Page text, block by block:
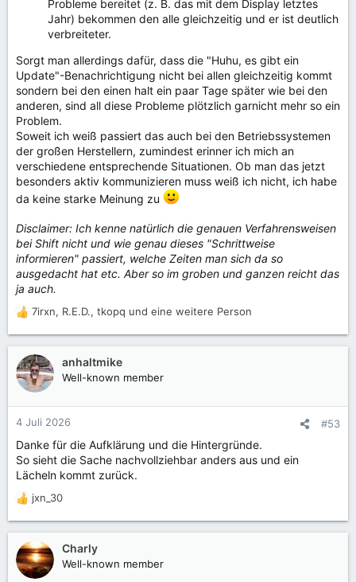
Probleme bereitet (z. B. das mit dem Display letztes
Jahr) bekommen den alle gleichzeitig und er ist deutlich
verbreiteter.
Sorgt man allerdings dafür, dass die "Huhu, es gibt ein
Update"-Benachrichtigung nicht bei allen gleichzeitig kommt
sondern bei den einen halt ein paar Tage später wie bei den
anderen, sind all diese Probleme plötzlich garnicht mehr so ein
Problem.
Soweit ich weiß passiert das auch bei den Betriebssystemen
der großen Herstellern, zumindest erinner ich mich an
verschiedene entsprechende Situationen. Ob man das jetzt
besonders aktiv kommunizieren muss weiß ich nicht, ich habe
da keine starke Meinung zu
Disclaimer: Ich kenne natürlich die genauen Verfahrensweisen
bei Shift nicht und wie genau dieses "Schrittweise
informieren" passiert, welche Zeiten man sich da so
ausgedacht hat etc. Aber so im groben und ganzen reicht das
ja auch.
R
e
a
k
t
o
n
n
:
7irxn, R.E.D., tkopq und eine weitere Person
anhaltmike
Well-known member
4 Juli 2026 #53
Danke für die Aufklärung und die Hintergründe.
So sieht die Sache nachvollziehbar anders aus und ein
Lächeln kommt zurück.
R
e
a
k
t
jxn_30
Charly
Well-known member